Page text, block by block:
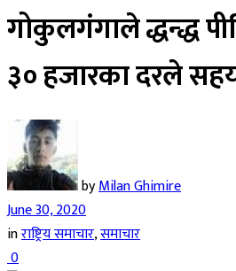
गोकुलगंगाले द्धन्द्ध
३० हजारका दरले
byMilan Ghimire
June 30, 2020
inराष्ट्रिय समाचार,समाचार
0